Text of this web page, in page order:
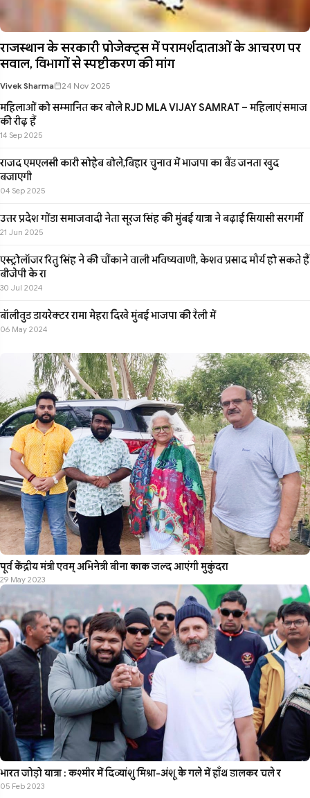
राजस्थान के सरकारी प्रोजेक्ट्स में परामर्शदाताओं के आचरण पर
सवाल, विभागों से स्पष्टीकरण की मांग
Vivek Sharma 24 Nov 2025
महिलाओं को सम्मानित कर बोले RJD MLA VIJAY SAMRAT – महिलाएं समाज
की रीढ़ हैं
14 Sep 2025
राजद एमएलसी कारी सोहेब बोले,बिहार चुनाव में भाजपा का बैंड जनता खुद
बजाएगी
04 Sep 2025
उत्तर प्रदेश गोंडा समाजवादी नेता सूरज सिंह की मुंबई यात्रा ने बढ़ाई सियासी सरगर्मी
21 Jun 2025
एस्ट्रोलॉजर रितु सिंह ने की चौंकाने वाली भविष्यवाणी, केशव प्रसाद मौर्य हो सकते हैं
बीजेपी के रा
30 Jul 2024
बॉलीवुड डायरेक्टर रामा मेहरा दिखे मुंबई भाजपा की रैली में
06 May 2024
पूर्व केंद्रीय मंत्री एवम् अभिनेत्री बीना काक जल्द आएंगी मुकुंदरा
29 May 2023
भारत जोड़ो यात्रा : कश्मीर में दिव्यांशु मिश्रा-अंशू के गले में हाँथ डालकर चले र
05 Feb 2023